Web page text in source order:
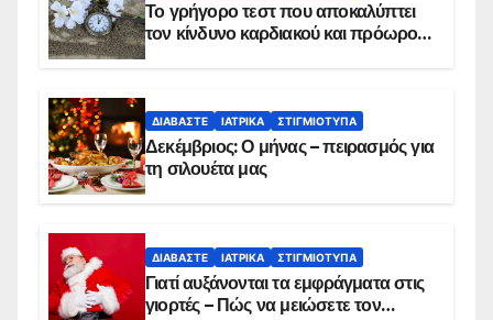
Το γρήγορο τεστ που αποκαλύπτει
τον κίνδυνο καρδιακού και πρόωρου
ΔΙΑΒΆΣΤΕ ΙΑΤΡΙΚΆ ΣΤΙΓΜΙΌΤΥΠΑ
Δεκέμβριος: Ο μήνας – πειρασμός για
τη σιλουέτα μας
ΔΙΑΒΆΣΤΕ ΙΑΤΡΙΚΆ ΣΤΙΓΜΙΌΤΥΠΑ
Γιατί αυξάνονται τα εμφράγματα στις
γιορτές – Πώς να μειώσετε τον